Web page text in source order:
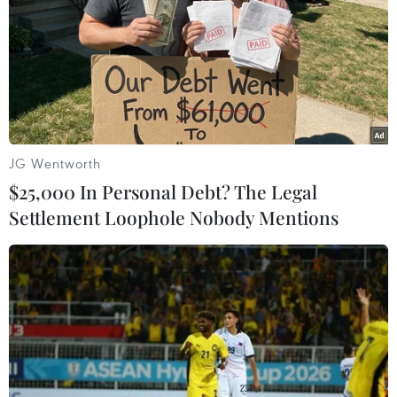
Play
Video
(Vietnam+)
JG Wentworth
$25,000 In Personal Debt? The Legal
Settlement Loophole Nobody Mentions